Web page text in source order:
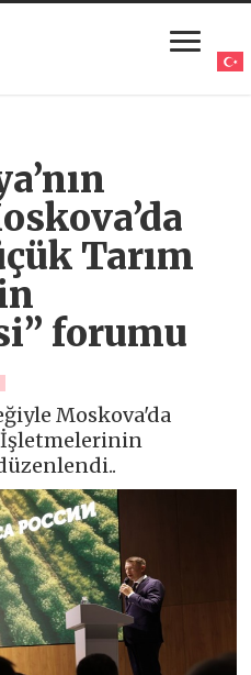
Tarım
forumu
Moskova'da
İşletmelerinin